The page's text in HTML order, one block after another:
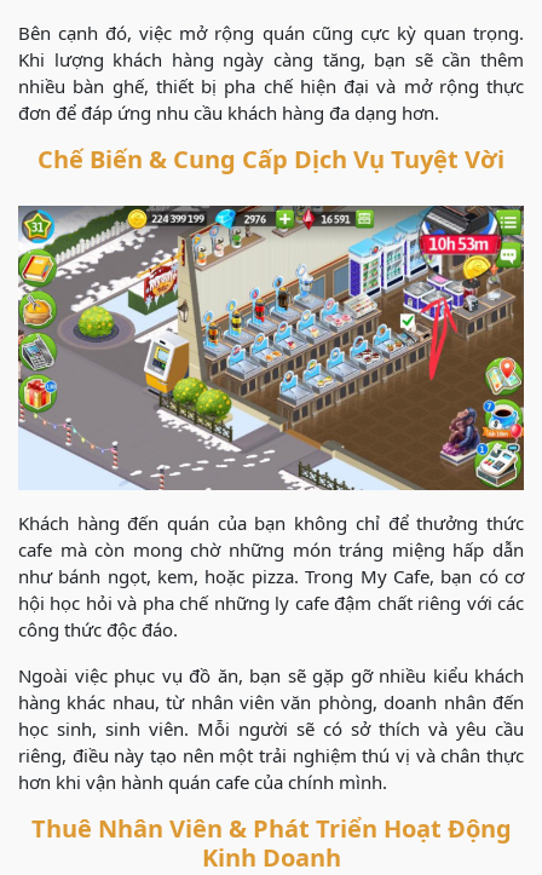
Bên cạnh đó, việc mở rộng quán cũng cực kỳ quan trọng.
Khi lượng khách hàng ngày càng tăng, bạn sẽ cần thêm
nhiều bàn ghế, thiết bị pha chế hiện đại và mở rộng thực
đơn để đáp ứng nhu cầu khách hàng đa dạng hơn.
Chế Biến & Cung Cấp Dịch Vụ Tuyệt Vời
Khách hàng đến quán của bạn không chỉ để thưởng thức
cafe mà còn mong chờ những món tráng miệng hấp dẫn
như bánh ngọt, kem, hoặc pizza. Trong My Cafe, bạn có cơ
hội học hỏi và pha chế những ly cafe đậm chất riêng với các
công thức độc đáo.
Ngoài việc phục vụ đồ ăn, bạn sẽ gặp gỡ nhiều kiểu khách
hàng khác nhau, từ nhân viên văn phòng, doanh nhân đến
học sinh, sinh viên. Mỗi người sẽ có sở thích và yêu cầu
riêng, điều này tạo nên một trải nghiệm thú vị và chân thực
hơn khi vận hành quán cafe của chính mình.
Thuê Nhân Viên & Phát Triển Hoạt Động
Kinh Doanh